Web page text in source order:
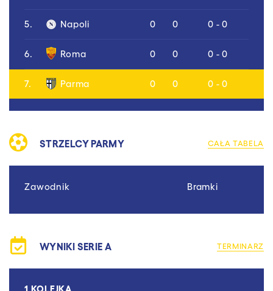
5. Napoli 0 0 0 - 0
6. Roma 0 0 0 - 0
7. Parma 0 0 0 - 0
STRZELCY PARMY CAŁA TABELA
Zawodnik Bramki
WYNIKI SERIE A TERMINARZ
1 KOLEJKA